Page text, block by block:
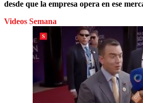
desde que la empresa opera en ese
Videos Semana